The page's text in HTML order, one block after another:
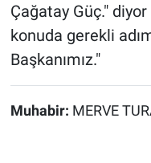
Çağatay Güç."
konuda gerekli
Başkanımız."
Muhabir: MERVE